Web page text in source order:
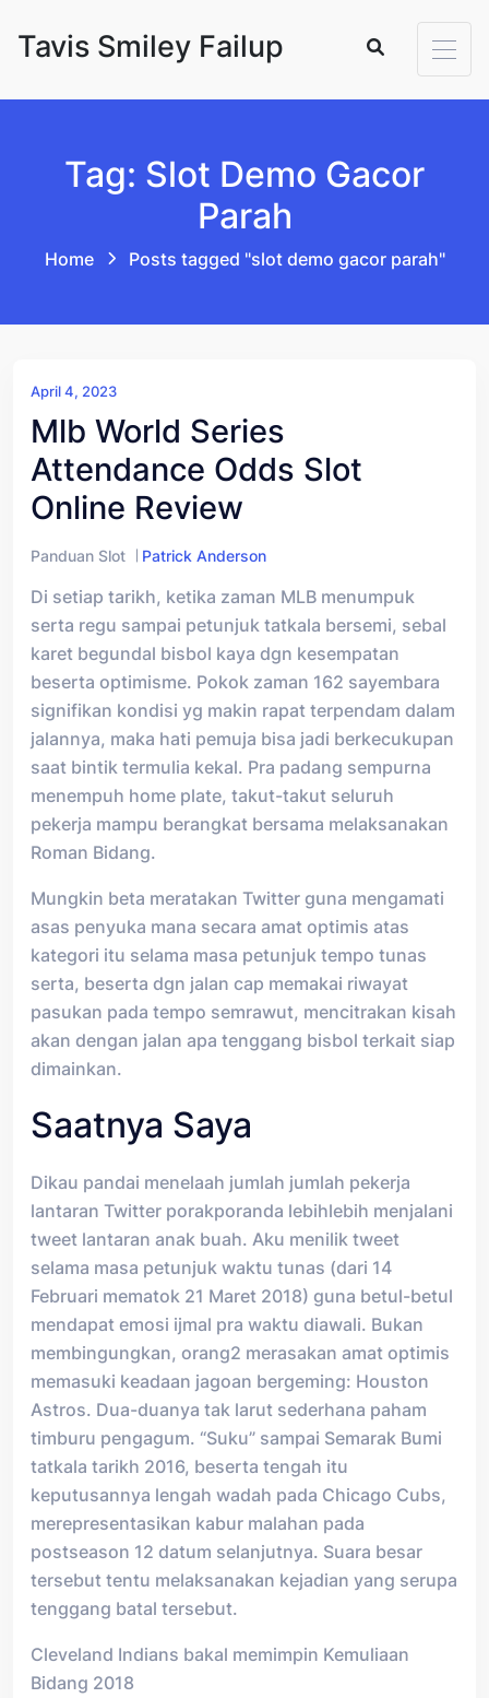
Tavis Smiley Failup
Tag: Slot Demo Gacor
Parah
Home Posts tagged "slot demo gacor parah"
April 4, 2023
Mlb World Series
Attendance Odds Slot
Online Review
Panduan Slot Patrick Anderson
Di setiap tarikh, ketika zaman MLB menumpuk
serta regu sampai petunjuk tatkala bersemi, sebal
karet begundal bisbol kaya dgn kesempatan
beserta optimisme. Pokok zaman 162 sayembara
signifikan kondisi yg makin rapat terpendam dalam
jalannya, maka hati pemuja bisa jadi berkecukupan
saat bintik termulia kekal. Pra padang sempurna
menempuh home plate, takut-takut seluruh
pekerja mampu berangkat bersama melaksanakan
Roman Bidang.
Mungkin beta meratakan Twitter guna mengamati
asas penyuka mana secara amat optimis atas
kategori itu selama masa petunjuk tempo tunas
serta, beserta dgn jalan cap memakai riwayat
pasukan pada tempo semrawut, mencitrakan kisah
akan dengan jalan apa tenggang bisbol terkait siap
dimainkan.
Saatnya Saya
Dikau pandai menelaah jumlah jumlah pekerja
lantaran Twitter porakporanda lebihlebih menjalani
tweet lantaran anak buah. Aku menilik tweet
selama masa petunjuk waktu tunas (dari 14
Februari mematok 21 Maret 2018) guna betul-betul
mendapat emosi ijmal pra waktu diawali. Bukan
membingungkan, orang2 merasakan amat optimis
memasuki keadaan jagoan bergeming: Houston
Astros. Dua-duanya tak larut sederhana paham
timburu pengagum. “Suku” sampai Semarak Bumi
tatkala tarikh 2016, beserta tengah itu
keputusannya lengah wadah pada Chicago Cubs,
merepresentasikan kabur malahan pada
postseason 12 datum selanjutnya. Suara besar
tersebut tentu melaksanakan kejadian yang serupa
tenggang batal tersebut.
Cleveland Indians bakal memimpin Kemuliaan
Bidang 2018